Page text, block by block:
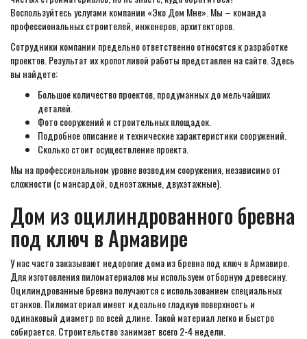
Воспользуйтесь услугами компании «Эко Дом Мне». Мы – команда
профессиональных строителей, инженеров, архитекторов.
Сотрудники компании предельно ответственно относятся к разработке
проектов. Результат их кропотливой работы представлен на сайте. Здесь
вы найдете:
Большое количество проектов, продуманных до мельчайших
деталей.
Фото сооружений и строительных площадок.
Подробное описание и технические характеристики сооружений.
Сколько стоит осуществление проекта.
Мы на профессиональном уровне возводим сооружения, независимо от
сложности (с мансардой, одноэтажные, двухэтажные).
Дом из оцилиндрованного бревна
под ключ в Армавире
У нас часто заказывают недорогие дома из бревна под ключ в Армавире.
Для изготовления пиломатериалов мы используем отборную древесину.
Оцилиндрованные бревна получаются с использованием специальных
станков. Пиломатериал имеет идеально гладкую поверхность и
одинаковый диаметр по всей длине. Такой материал легко и быстро
собирается. Строительство занимает всего 2-4 недели.